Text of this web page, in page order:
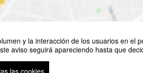
y la interacción de los usuarios en
aviso seguirá apareciendo hasta que
las cookies
legal|Contacto